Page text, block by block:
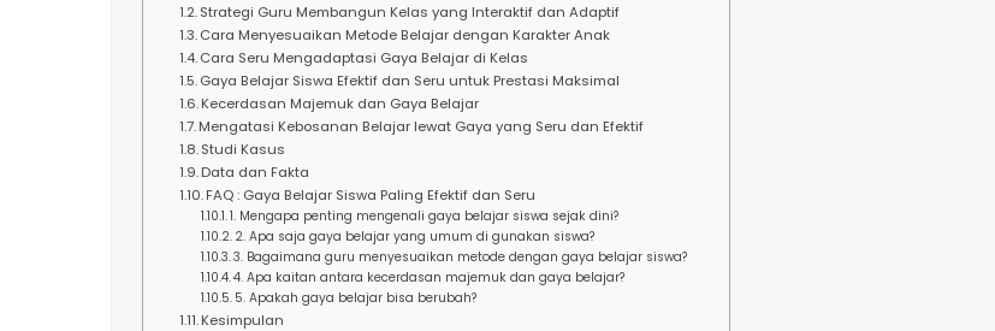
Strategi Guru Membangun Kelas yang Interaktif dan Adaptif
Cara Menyesuaikan Metode Belajar dengan Karakter Anak
Cara Seru Mengadaptasi Gaya Belajar di Kelas
Gaya Belajar Siswa Efektif dan Seru untuk Prestasi Maksimal
Kecerdasan Majemuk dan Gaya Belajar
Mengatasi Kebosanan Belajar lewat Gaya yang Seru dan Efektif
Studi Kasus
Data dan Fakta
FAQ : Gaya Belajar Siswa Paling Efektif dan Seru
1. Mengapa penting mengenali gaya belajar siswa sejak dini?
2. Apa saja gaya belajar yang umum di gunakan siswa?
3. Bagaimana guru menyesuaikan metode dengan gaya belajar siswa?
4. Apa kaitan antara kecerdasan majemuk dan gaya belajar?
5. Apakah gaya belajar bisa berubah?
Kesimpulan